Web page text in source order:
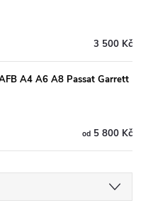
3 500 Kč
A4 A6 A8 Passat Garrett
od5 800 Kč